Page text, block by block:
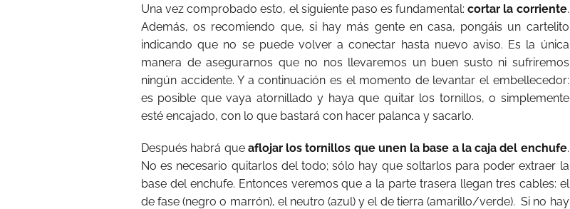
Una vez comprobado esto, el siguiente paso es fundamental: cortar la corriente.
Además, os recomiendo que, si hay más gente en casa, pongáis un cartelito
indicando que no se puede volver a conectar hasta nuevo aviso. Es la única
manera de asegurarnos que no nos llevaremos un buen susto ni sufriremos
ningún accidente. Y a continuación es el momento de levantar el embellecedor:
es posible que vaya atornillado y haya que quitar los tornillos, o simplemente
esté encajado, con lo que bastará con hacer palanca y sacarlo.
Después habrá que aflojar los tornillos que unen la base a la caja del enchufe.
No es necesario quitarlos del todo; sólo hay que soltarlos para poder extraer la
base del enchufe. Entonces veremos que a la parte trasera llegan tres cables: el
de fase (negro o marrón), el neutro (azul) y el de tierra (amarillo/verde). Si no hay